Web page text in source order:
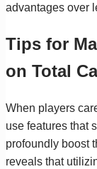
advantages over
Tips for
on Total
When players
use features that
profoundly boost
reveals that